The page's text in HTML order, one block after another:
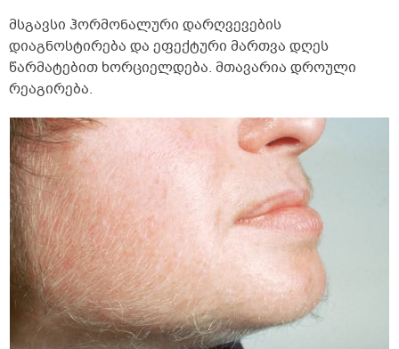
მსგავსი ჰორმონალური დარღვევების
დიაგნოსტირება და ეფექტური მართვა დღეს
წარმატებით ხორციელდება. მთავარია დროული
რეაგირება.